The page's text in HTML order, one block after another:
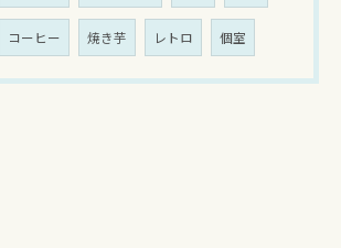
コーヒー 焼き芋 レトロ 個室